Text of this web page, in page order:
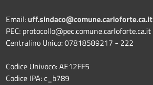
Email: uff.sindaco@comune.carloforte.ca.it
PEC: protocollo@pec.comune.carloforte.ca.it
Centralino Unico: 07818589217 - 222
Codice Univoco: AE12FF5
Codice IPA: c_b789